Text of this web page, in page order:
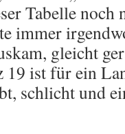
Tabelle noch
immer
gleicht
19 ist für ein
schlicht und